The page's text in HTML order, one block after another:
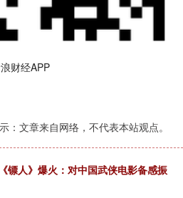
财经APP
：文章来自网络，不代表本站观点。
镖人》爆火：对中国武侠电影备感振